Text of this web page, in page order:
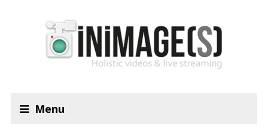
Menu